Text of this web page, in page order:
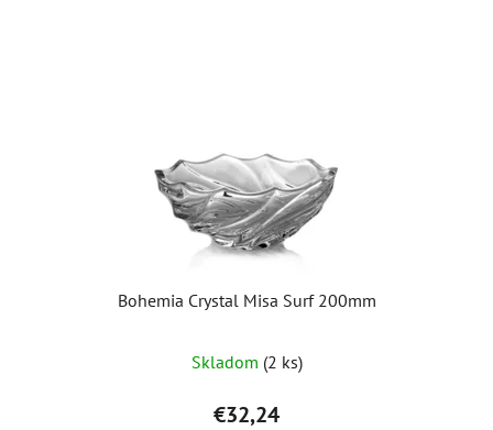
Bohemia Crystal Misa Surf 200mm
Skladom (2 ks)
€32,24